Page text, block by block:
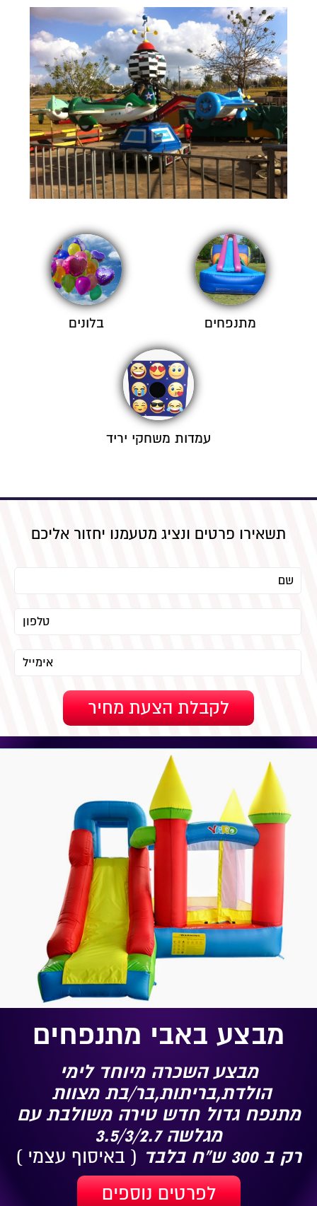
מתנפחים בלונים
עמדות משחקי יריד
תשאירו פרטים ונציג מטעמנו יחזור אליכם
מבצע באבי מתנפחים
מבצע השכרה מיוחד לימי
הולדת,בריתות,בר/בת מצוות
מתנפח גדול חדש טירה משולבת עם
מגלשה 3.5/3/2.7
רק ב 300 ש"ח בלבד
( באיסוף עצמי )
לפרטים נוספים